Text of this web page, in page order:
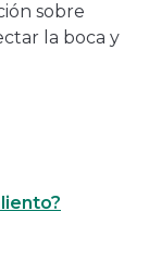
sobre
la boca y